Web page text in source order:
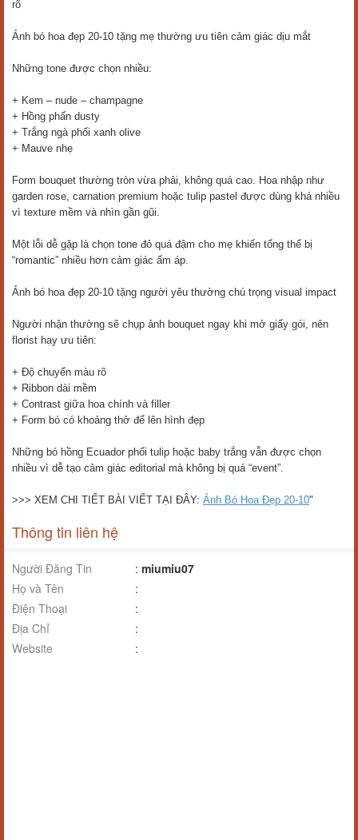
rõ
Ảnh bó hoa đẹp 20-10 tặng mẹ thường ưu tiên cảm giác dịu mắt
Những tone được chọn nhiều:
+ Kem – nude – champagne
+ Hồng phấn dusty
+ Trắng ngà phối xanh olive
+ Mauve nhẹ
Form bouquet thường tròn vừa phải, không quá cao. Hoa nhập như
garden rose, carnation premium hoặc tulip pastel được dùng khá nhiều
vì texture mềm và nhìn gần gũi.
Một lỗi dễ gặp là chọn tone đỏ quá đậm cho mẹ khiến tổng thể bị
“romantic” nhiều hơn cảm giác ấm áp.
Ảnh bó hoa đẹp 20-10 tặng người yêu thường chú trọng visual impact
Người nhận thường sẽ chụp ảnh bouquet ngay khi mở giấy gói, nên
florist hay ưu tiên:
+ Độ chuyển màu rõ
+ Ribbon dài mềm
+ Contrast giữa hoa chính và filler
+ Form bó có khoảng thở để lên hình đẹp
Những bó hồng Ecuador phối tulip hoặc baby trắng vẫn được chọn
nhiều vì dễ tạo cảm giác editorial mà không bị quá “event”.
>>> XEM CHI TIẾT BÀI VIẾT TẠI ĐÂY: Ảnh Bó Hoa Đẹp 20-10"
Thông tin liên hệ
Người Đăng Tin : miumiu07
Họ và Tên
:
Điện Thoại
:
Địa Chỉ
:
Website
: